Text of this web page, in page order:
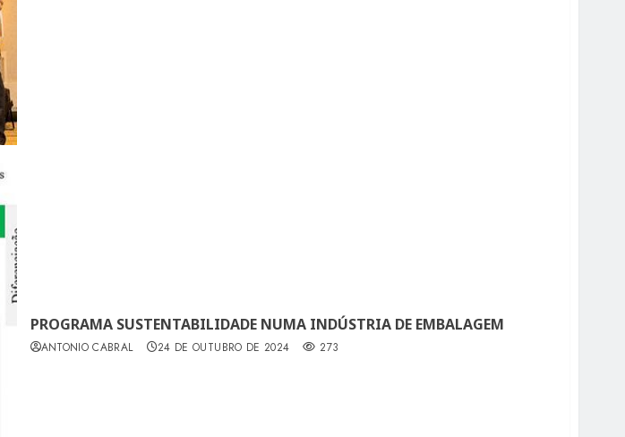
PROGRAMA SUSTENTABILIDADE NUMA INDÚSTRIA DE EMBALAGEM
ANTONIO CABRAL 24 DE OUTUBRO DE 2024 273